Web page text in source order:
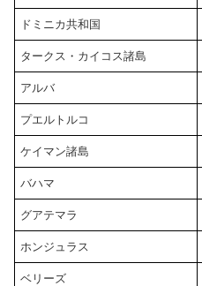
ドミニカ共和国
タークス・カイコス諸島
アルバ
プエルトルコ
ケイマン諸島
バハマ
グアテマラ
ホンジュラス
ベリーズ